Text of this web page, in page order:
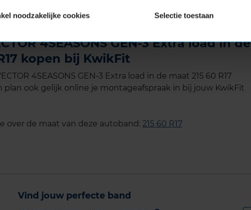
noodzakelijke cookies Selectie toestaan
hebben. Verstevigde banden zijn te herkennen aan het
4SEASONS GEN-3 Extra load in de
kopen bij KwikFit
4SEASONS GEN-3 Extra load in de maat 215 60 R17
plan ook gelijk online je montageafspraak in bij jouw KwikFit
over de maat van deze autoband: 215 60 R17
Vind jouw perfecte band